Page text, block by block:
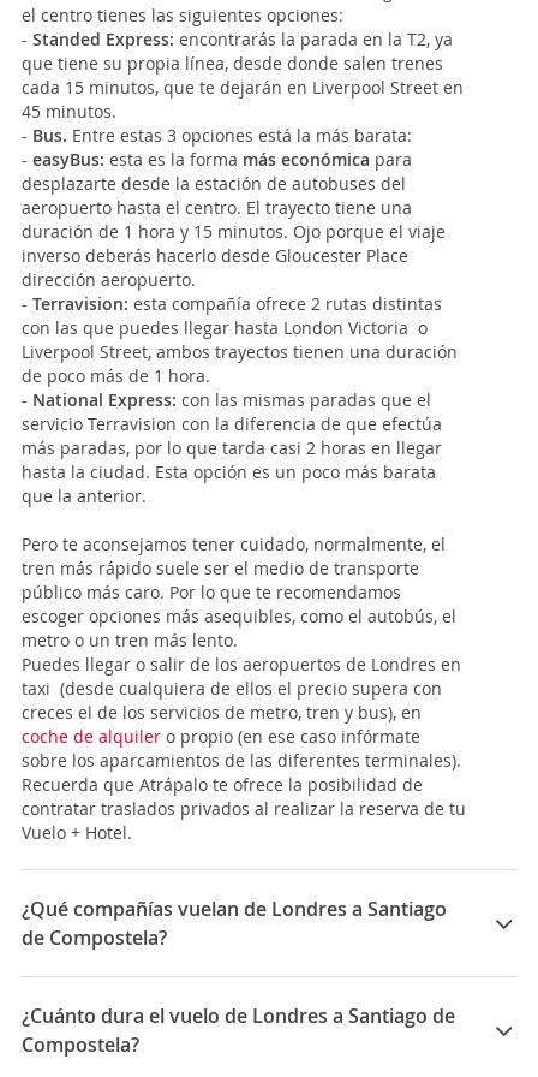
el centro tienes las siguientes opciones:
- Standed Express: encontrarás la parada en la T2, ya
que tiene su propia línea, desde donde salen trenes
cada 15 minutos, que te dejarán en Liverpool Street en
45 minutos.
- Bus. Entre estas 3 opciones está la más barata:
- easyBus: esta es la forma más económica para
desplazarte desde la estación de autobuses del
aeropuerto hasta el centro. El trayecto tiene una
duración de 1 hora y 15 minutos. Ojo porque el viaje
inverso deberás hacerlo desde Gloucester Place
dirección aeropuerto.
- Terravision: esta compañía ofrece 2 rutas distintas
con las que puedes llegar hasta London Victoria o
Liverpool Street, ambos trayectos tienen una duración
de poco más de 1 hora.
- National Express: con las mismas paradas que el
servicio Terravision con la diferencia de que efectúa
más paradas, por lo que tarda casi 2 horas en llegar
hasta la ciudad. Esta opción es un poco más barata
que la anterior.
Pero te aconsejamos tener cuidado, normalmente, el
tren más rápido suele ser el medio de transporte
público más caro. Por lo que te recomendamos
escoger opciones más asequibles, como el autobús, el
metro o un tren más lento.
Puedes llegar o salir de los aeropuertos de Londres en
taxi (desde cualquiera de ellos el precio supera con
creces el de los servicios de metro, tren y bus), en
coche de alquiler o propio (en ese caso infórmate
sobre los aparcamientos de las diferentes terminales).
Recuerda que Atrápalo te ofrece la posibilidad de
contratar traslados privados al realizar la reserva de tu
Vuelo + Hotel.
¿Qué compañías vuelan de Londres a Santiago
de Compostela?
Las compañías que vuelan de Londres a Santiago de
Compostela son: Ryanair, Vueling, Easyjet, British
Airways
¿Cuánto dura el vuelo de Londres a Santiago de
Compostela?